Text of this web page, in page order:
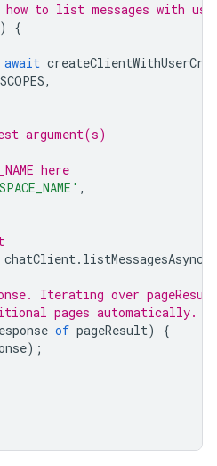
how to list messages with
{
await
,
argument(s)
here
,
chatClient. listMessagesAsync
Iterating over
pages automatically.
of pageResult)
{
);